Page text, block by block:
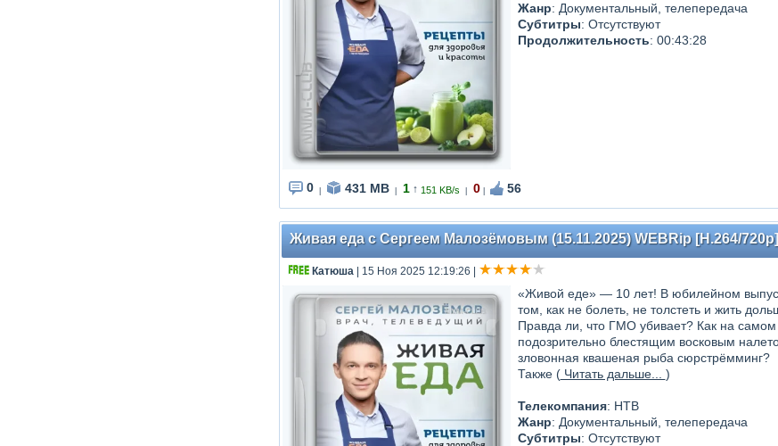
Жанр: Документальный, телепередача
Субтитры: Отсутствуют
Продолжительность: 00:43:28
0 431 MB 1 ↑ 151 KB/s 0 56
Живая еда с Сергеем Малозёмовым (15.11.2025) WEBRip [H.264/720p]
Катюша| 15 Ноя 2025 12:19:26
«Живой еде» — 10 лет! В юбилейном
том, как не болеть, не толстеть и жить
Правда ли, что ГМО убивает? Как на самом
подозрительно блестящим восковым
зловонная квашеная рыба сюрстрёмминг?
Также (Читать дальше... )
Телекомпания: НТВ
Жанр: Документальный, телепередача
Субтитры: Отсутствуют